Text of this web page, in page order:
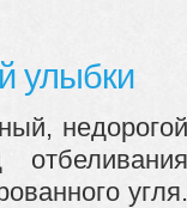
улыбки
недорогой
угля.